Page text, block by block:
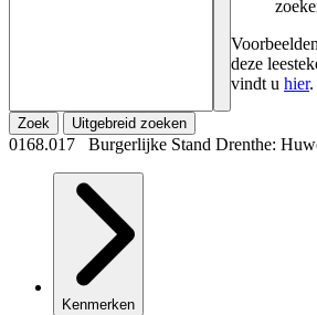
deze
vindt u hier.
Zoek Uitgebreid zoeken
0168.017 Burgerlijke Stand Drenthe:
Kenmerken